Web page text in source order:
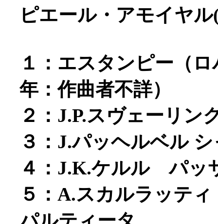
ピエール・アモイヤル
１：エスタンピー（
年：作曲者不詳）
２：J.P.スヴェーリ
３：J.パッヘルベル
４：J.K.ケルル パッ
５：A.スカルラッテ